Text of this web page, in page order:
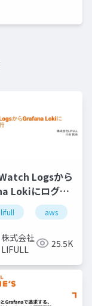
クトマネージャー
Logsから
Lokiにログ基
lifull aws
株式会社
LIFULL
25.5K